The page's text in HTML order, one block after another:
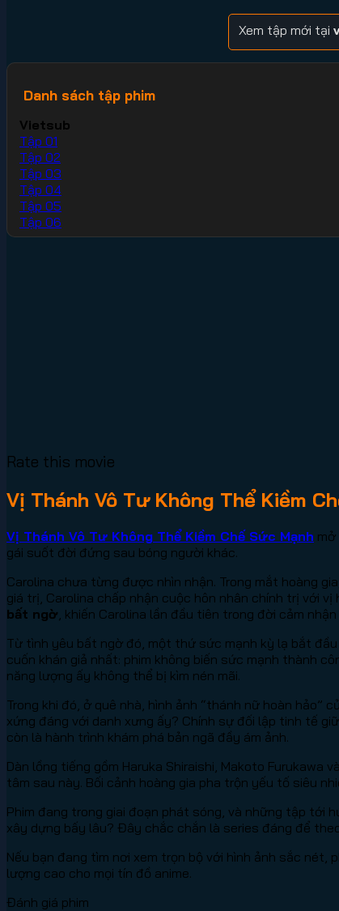
Xem tập mới tại
Danh sách tập phim
Vietsub
Tập 01
Tập 02
Tập 03
Tập 04
Tập 05
Tập 06
Rate this movie
Vị Thánh Vô Tư Không Thể Kiềm
Vị Thánh Vô Tư Không Thể Kiềm Chế Sức Mạnh
gái suốt đời đứng sau bóng người khác.
Carolina chưa từng được nhìn nhận. Trong mắt hoàng
giá trị, Carolina chấp nhận cuộc hôn nhân chính trị với
bất ngờ , khiến Carolina lần đầu tiên trong đời cảm
Từ tình yêu bất ngờ đó, một thứ sức mạnh kỳ lạ bắt
cuốn khán giả nhất: phim không biến sức mạnh thành
năng lượng ấy không thể bị kìm nén mãi.
Trong khi đó, ở quê nhà, hình ảnh “thánh nữ hoàn
xứng đáng với danh xưng ấy? Chính sự đối lập tinh tế
còn là hành trình khám phá bản ngã đầy ám ảnh.
Dàn lồng tiếng gồm Haruka Shiraishi, Makoto
tâm sau này. Bối cảnh hoàng gia pha trộn yếu tố siêu
Phim đang trong giai đoạn phát sóng, và những tập tới
xây dựng bấy lâu? Đây chắc chắn là series đáng để
Nếu bạn đang tìm nơi xem trọn bộ với hình ảnh sắc nét,
lượng cao cho mọi tín đồ anime.
Đánh giá phim